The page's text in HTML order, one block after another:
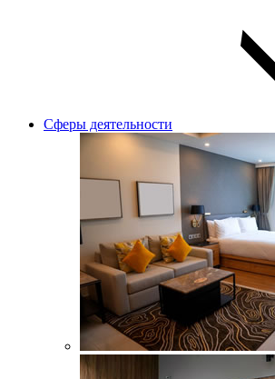
Сферы деятельности